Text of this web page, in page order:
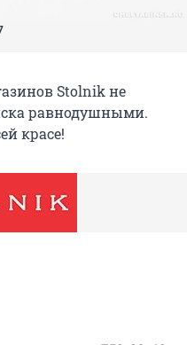
Stolnik не
равнодушными.
красе!